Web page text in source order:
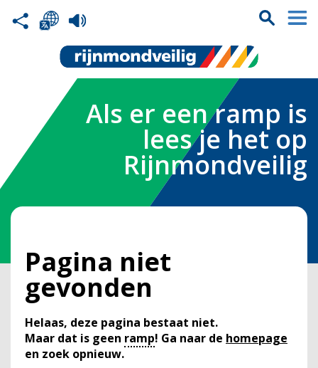
Als er een ramp is
lees je het op
Rijnmondveilig
Pagina niet
gevonden
Helaas, deze pagina bestaat niet.
Maar dat is geen ramp! Ga naar de homepage
en zoek opnieuw.